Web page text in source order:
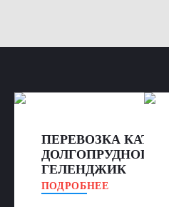
ПЕРЕВОЗКА
ДОЛГОПРУДНОГО В
ГЕЛЕНДЖИК
ПОДРОБНЕЕ